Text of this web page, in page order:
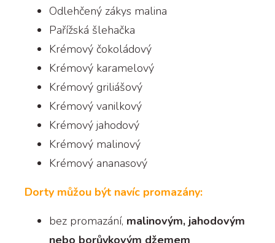
Odlehčený zákys malina
Pařížská šlehačka
Krémový čokoládový
Krémový karamelový
Krémový griliášový
Krémový vanilkový
Krémový jahodový
Krémový malinový
Krémový ananasový
Dorty můžou být navíc promazány:
bez promazání, malinovým, jahodovým
nebo borůvkovým džemem